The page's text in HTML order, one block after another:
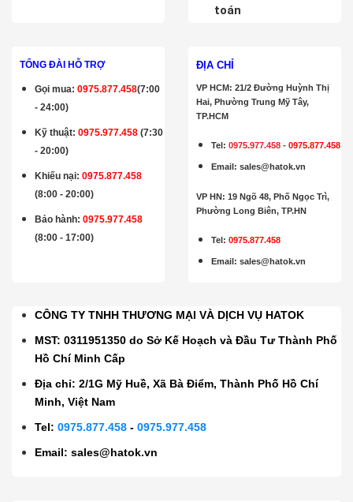
toán
TỔNG ĐÀI HỖ TRỢ
Gọi mua:0975.877.458(7:00
- 24:00)
Kỹ thuật:0975.977.458 (7:30
- 20:00)
Khiếu nại: 0975.877.458
(8:00 - 20:00)
Bảo hành:0975.977.458
(8:00 - 17:00)
ĐỊA CHỈ
VP HCM: 21/2 Đường Huỳnh Thị
Hai, Phường Trung Mỹ Tây,
TP.HCM
Tel:0975.977.458 -0975.877.458
Email :sales@hatok.vn
VP HN: 19 Ngõ 48, Phố Ngọc Trì,
Phường Long Biên, TP.HN
Tel: 0975.877.458
Email:sales@hatok.vn
CÔNG TY TNHH THƯƠNG MẠI VÀ DỊCH VỤ HATOK
MST: 0311951350 do Sở Kế Hoạch và Đầu Tư Thành Phố
Hồ Chí Minh Cấp
Địa chỉ: 2/1G Mỹ Huề, Xã Bà Điểm, Thành Phố Hồ Chí
Minh, Việt Nam
Tel:0975.877.458 -0975.977.458
Email:sales@hatok.vn